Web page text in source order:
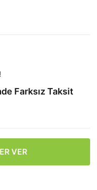
Farksız Taksit
VER